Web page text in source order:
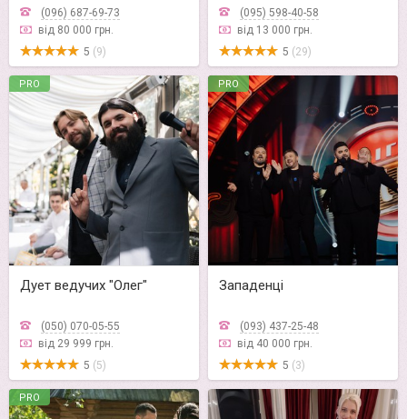
(096) 687-69-73
від 80 000 грн.
5 (9)
(095) 598-40-58
від 13 000 грн.
5 (29)
PRO
Дует ведучих "Олег"
(050) 070-05-55
від 29 999 грн.
5 (5)
PRO
Западенці
(093) 437-25-48
від 40 000 грн.
5 (3)
PRO